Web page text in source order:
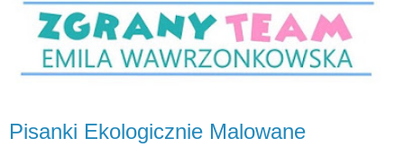
Pisanki Ekologicznie Malowane